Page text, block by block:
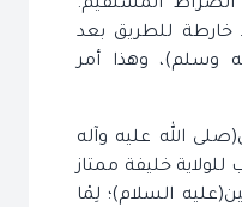
الصراط المستقيم.
خارطة للطريق بعد
وسلم)، وهذا أمر
الله عليه وآله
خليفة ممتاز
السلام)؛ لِمْا